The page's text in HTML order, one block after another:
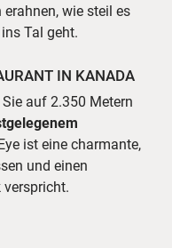
wie steil es
Tal geht.
IN KANADA
auf 2.350 Metern
ist eine charmante,
und einen